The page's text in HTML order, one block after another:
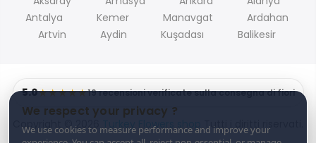
We respect your privacy ?
We use cookies to measure performance and improve your
Antalya
Kemer Manavgat
Ardahan
Artvin
Aydin Kuşadası Balikesir
5.0★★★★★19 recensioni verificate sulla consegna di fiori
Copyright © 2026 Turkey Flowers shop Tutti i diritti riservati.